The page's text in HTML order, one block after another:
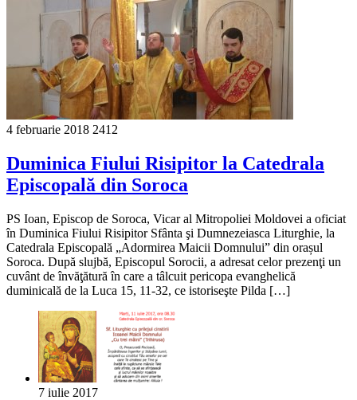
4 februarie 2018 2412
Duminica Fiului Risipitor la Catedrala
Episcopală din Soroca
PS Ioan, Episcop de Soroca, Vicar al Mitropoliei Moldovei a oficiat
în Duminica Fiului Risipitor Sfânta şi Dumnezeiasca Liturghie, la
Catedrala Episcopală „Adormirea Maicii Domnului” din orașul
Soroca. După slujbă, Episcopul Sorocii, a adresat celor prezenţi un
cuvânt de învăţătură în care a tâlcuit pericopa evanghelică
duminicală de la Luca 15, 11-32, ce istoriseşte Pilda […]
7 iulie 2017